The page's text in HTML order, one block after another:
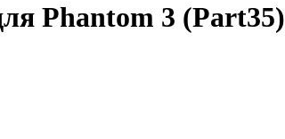
Phantom 3 (Part35)